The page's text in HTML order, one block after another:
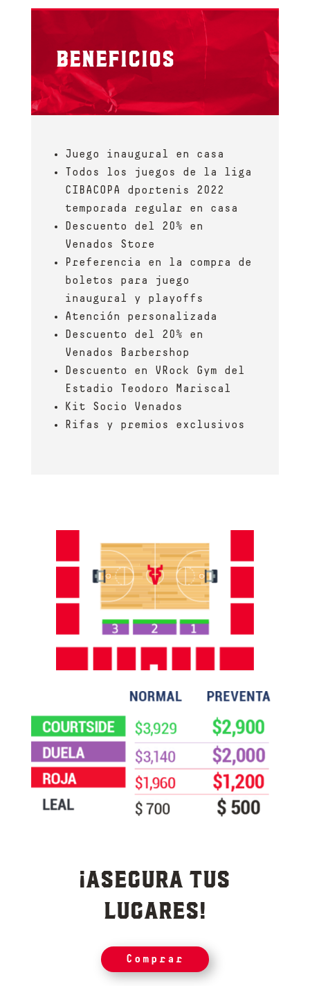
BENEFICIOS
Juego inaugural en casa
Todos los juegos de la liga
CIBACOPA dportenis 2022
temporada regular en casa
Descuento del 20% en
Venados Store
Preferencia en la compra de
boletos para juego
inaugural y playoffs
Atención personalizada
Descuento del 20% en
Venados Barbershop
Descuento en VRock Gym del
Estadio Teodoro Mariscal
Kit Socio Venados
Rifas y premios exclusivos
¡Asegura tus
lugares!
Comprar